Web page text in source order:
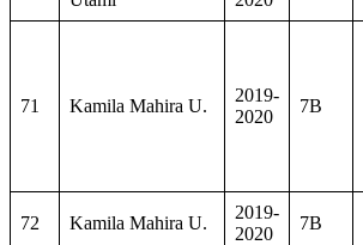
71 Kamila Mahira U.
2019-
2020
7B
72 Kamila Mahira U.
2019-
2020
7B